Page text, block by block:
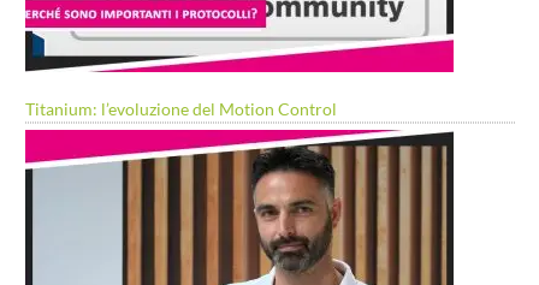
Titanium: l’evoluzione del Motion Control